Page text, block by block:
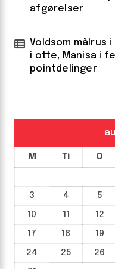
afgørelser
Voldsom målrus
i otte, Manisa i
pointdelinger
M Ti O
3
4 5
10
11 12
17
18 19
24
25 26